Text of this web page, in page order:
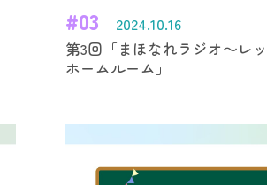
#03
2024.10.16
第3回「まほなれラジオ～レ
ホームルーム」